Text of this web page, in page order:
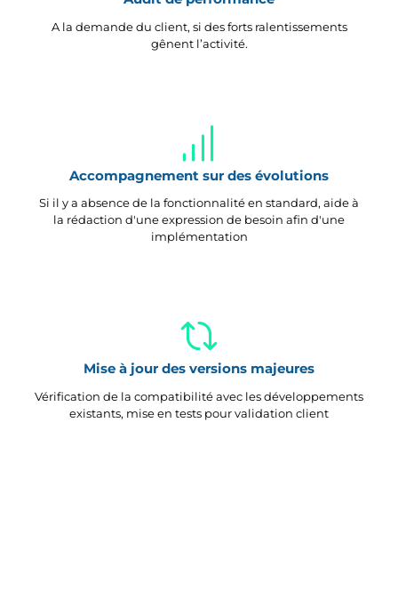
A la demande du client, si des forts ralentissements
gênent l’activité.
Accompagnement sur des évolutions
Si il y a absence de la fonctionnalité en standard, aide à
la rédaction d'une expression de besoin afin d'une
implémentation
Mise à jour des versions majeures
Vérification de la compatibilité avec les développements
existants, mise en tests pour validation client